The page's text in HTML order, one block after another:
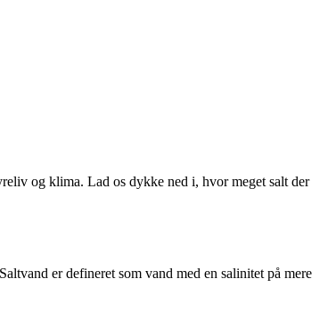
og klima. Lad os dykke ned i, hvor meget salt der
er defineret som vand med en salinitet på mere